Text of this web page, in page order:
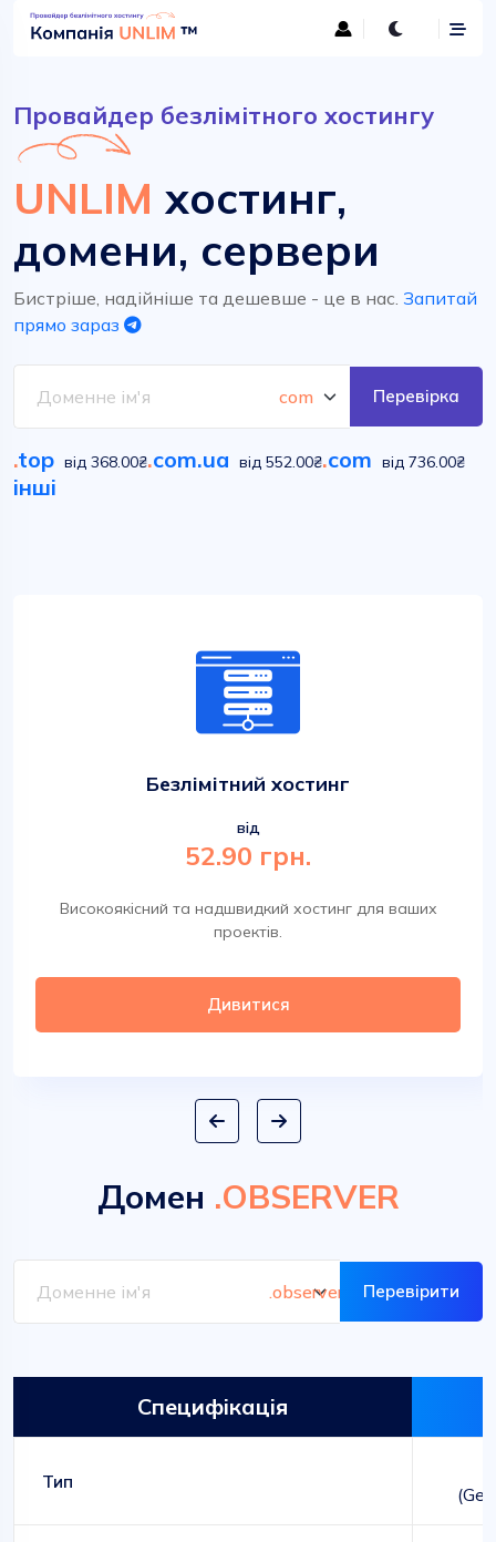
Провайдер безлімітного хостингу
UNLIM хостинг,
домени, сервери
Бистріше, надійніше та дешевше - це в нас. Запитай
прямо зараз
Перевірка
.top від 368.00₴.com.ua від 552.00₴.com від 736.00₴
інші
Безлімітний хостинг
від
52.90 грн.
Високоякісний та надшвидкий хостинг для ваших
проектів.
Дивитися
Домен .OBSERVER
Перевірити
Специфікація
Тип